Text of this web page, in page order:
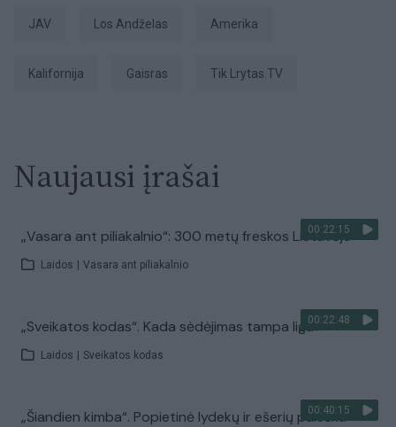
JAV Los Andželas Amerika
Kalifornija Gaisras tik Lrytas.TV
Naujausi įrašai
00:22:15
„Vasara ant piliakalnio“: 300 metų freskos Lietuvoje
Laidos Vasara ant piliakalnio
00:22:48
„Sveikatos kodas“. Kada sėdėjimas tampa liga?
Laidos Sveikatos kodas
00:40:15
„Šiandien kimba“. Popietinė lydekų ir ešerių paieška